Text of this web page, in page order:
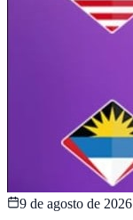
9 de agosto de 2026